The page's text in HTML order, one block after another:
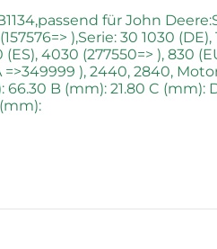
für John
),Serie: 30 1030
(ES), 4030 (277550=> ), 830
=>349999 ), 2440, 2840,
B (mm): 21.80 C (mm):